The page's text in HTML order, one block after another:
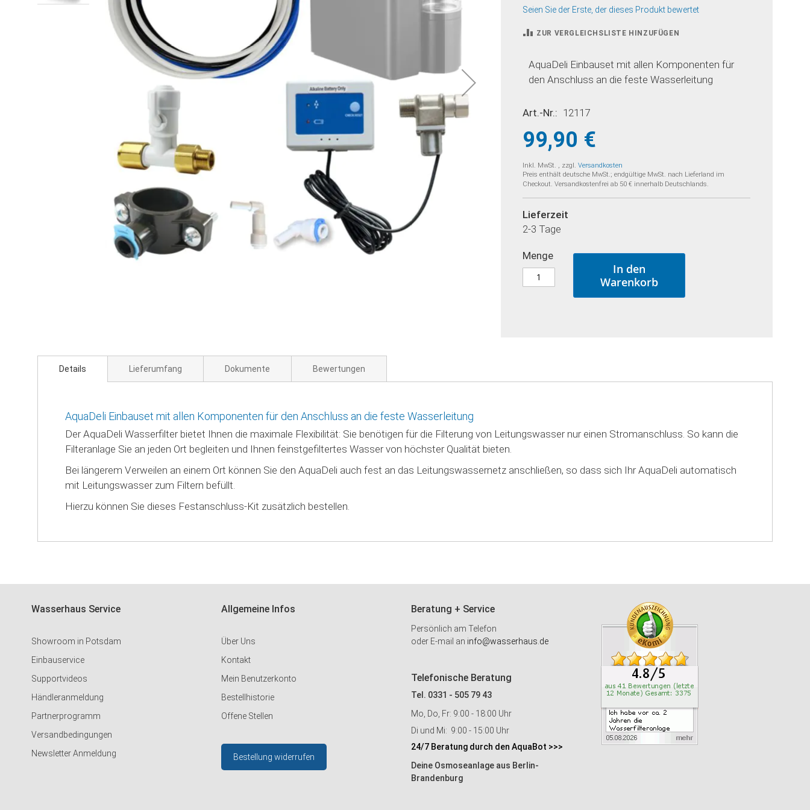
Seien Sie der Erste, der dieses Produkt bewertet
ZUR VERGLEICHSLISTE HINZUFÜGEN
AquaDeli Einbauset mit allen Komponenten für
den Anschluss an die feste Wasserleitung
Art.-Nr. 12117
99,90 €
Inkl. MwSt. , zzgl.Versandkosten
Preis enthält deutsche MwSt.; endgültige MwSt. nach Lieferland im
Checkout. Versandkostenfrei ab 50 € innerhalb Deutschlands.
Lieferzeit
2-3 Tage
Menge
In den
Warenkorb
Details Lieferumfang Dokumente Bewertungen
AquaDeli Einbauset mit allen Komponenten für den Anschluss an die feste Wasserleitung
Der AquaDeli Wasserfilter bietet Ihnen die maximale Flexibilität: Sie benötigen für die Filterung von Leitungswasser nur einen Stromanschluss. So kann die
Filteranlage Sie an jeden Ort begleiten und Ihnen feinstgefiltertes Wasser von höchster Qualität bieten.
Bei längerem Verweilen an einem Ort können Sie den AquaDeli auch fest an das Leitungswassernetz anschließen, so dass sich Ihr AquaDeli automatisch
mit Leitungswasser zum Filtern befüllt.
Hierzu können Sie dieses Festanschluss-Kit zusätzlich bestellen.
Wasserhaus Service
Showroom in Potsdam
Einbauservice
Supportvideos
Händleranmeldung
Partnerprogramm
Versandbedingungen
Newsletter Anmeldung
Allgemeine Infos
Über Uns
Kontakt
Mein Benutzerkonto
Bestellhistorie
Offene Stellen
Bestellung widerrufen
Beratung + Service
Persönlich am Telefon
oder E-mail an info@wasserhaus.de
Telefonische Beratung
Tel. 0331 - 505 79 43
Mo, Do, Fr: 9:00 - 18:00 Uhr
Di und Mi: 9:00 - 15:00 Uhr
24/7 Beratung durch den AquaBot >>>
Deine Osmoseanlage aus Berlin-
Brandenburg